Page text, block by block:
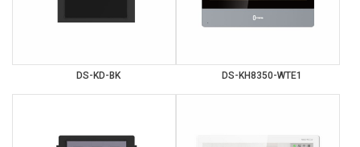
DS-KD-BK DS-KH8350-WTE1